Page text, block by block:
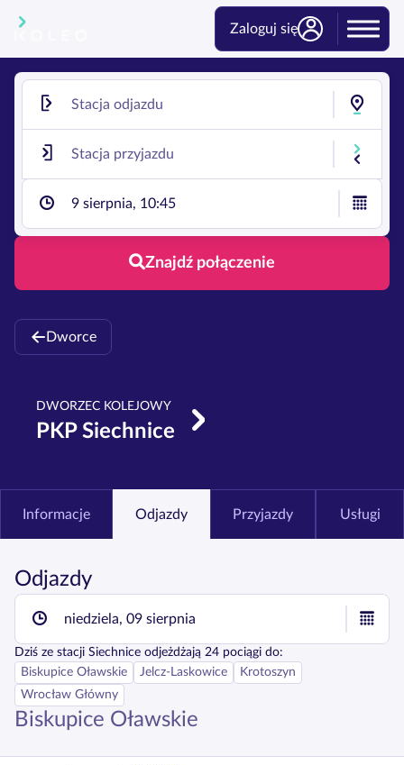
Zaloguj się
9 sierpnia, 10:45
Znajdź połączenie
Dworce
DWORZEC KOLEJOWY
PKP Siechnice
Informacje Odjazdy Przyjazdy Usługi
Odjazdy
niedziela, 09 sierpnia
Dziś ze stacji Siechnice odjeżdżają 24 pociągi do:
Biskupice Oławskie
Jelcz-Laskowice
Krotoszyn
Wrocław Główny
Biskupice Oławskie